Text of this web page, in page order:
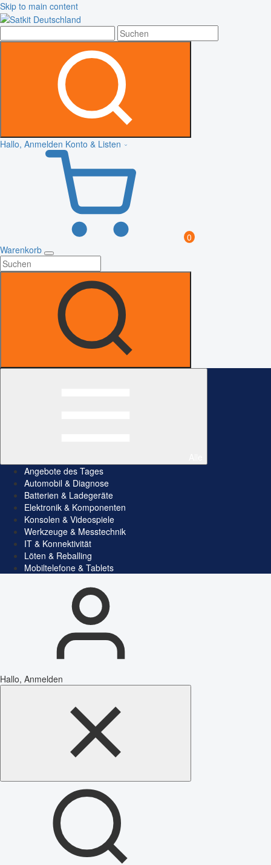
Skip to main content
Hallo, Anmelden Konto & Listen
0
Warenkorb
Angebote des Tages
Automobil & Diagnose
Batterien & Ladegeräte
Elektronik & Komponenten
Konsolen & Videospiele
Werkzeuge & Messtechnik
IT & Konnektivität
Löten & Reballing
Mobiltelefone & Tablets
Hallo, Anmelden